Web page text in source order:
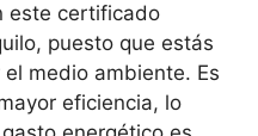
este certificado
puesto que estás
medio ambiente. Es
eficiencia, lo